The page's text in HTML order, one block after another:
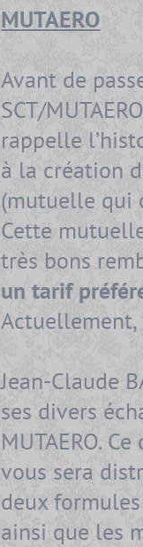
MUTAERO
Avant de
SCT/
rappelle
à la création
(mutuelle qui
Cette
très bons
un tarif
Jean-Claude
ses divers
MUTAERO.
vous sera
deux
ainsi que les